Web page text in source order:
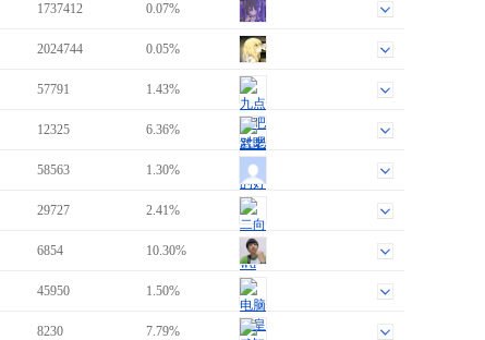
1737412 0.07%
2024744 0.05%
57791 1.43%
12325 6.36%
58563 1.30%
29727 2.41%
6854 10.30%
45950 1.50%
8230 7.79%